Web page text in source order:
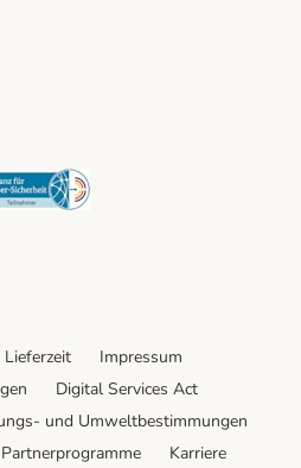
Security
Impressum
Digital Services Act
und Umweltbestimmungen
Partnerprogramme Karriere